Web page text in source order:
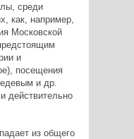
среди
как, например,
Московской
и
посещения
и др.
действительно
из общего